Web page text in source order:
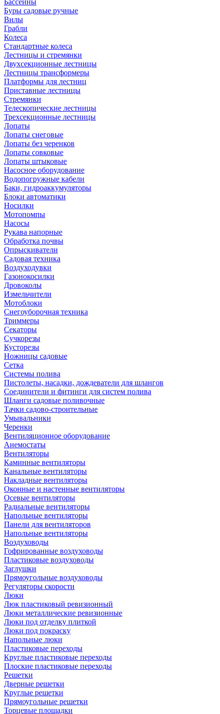
Бассейны
Буры садовые ручные
Вилы
Грабли
Колеса
Стандартные колеса
Лестницы и стремянки
Двухсекционные лестницы
Лестницы трансформеры
Платформы для лестниц
Приставные лестницы
Стремянки
Телескопические лестницы
Трехсекционные лестницы
Лопаты
Лопаты снеговые
Лопаты без черенков
Лопаты совковые
Лопаты штыковые
Насосное оборудование
Водопогружные кабели
Баки, гидроаккумуляторы
Блоки автоматики
Носилки
Мотопомпы
Насосы
Рукава напорные
Обработка почвы
Опрыскиватели
Садовая техника
Воздуходувки
Газонокосилки
Дровоколы
Измельчители
Мотоблоки
Снегоуборочная техника
Триммеры
Секаторы
Сучкорезы
Кусторезы
Ножницы садовые
Сетка
Системы полива
Пистолеты, насадки, дождеватели для шлангов
Соединители и фитинги для систем полива
Шланги садовые поливочные
Тачки садово-строительные
Умывальники
Черенки
Вентиляционное оборудование
Анемостаты
Вентиляторы
Каминные вентиляторы
Канальные вентиляторы
Накладные вентиляторы
Оконные и настенные вентиляторы
Осевые вентиляторы
Радиальные вентиляторы
Напольные вентиляторы
Панели для вентиляторов
Напольные вентиляторы
Воздуховоды
Гофрированные воздуховоды
Пластиковые воздуховоды
Заглушки
Прямоугольные воздуховоды
Регуляторы скорости
Люки
Люк пластиковый ревизионный
Люки металлические ревизионные
Люки под отделку плиткой
Люки под покраску
Напольные люки
Пластиковые переходы
Круглые пластиковые переходы
Плоские пластиковые переходы
Решетки
Дверные решетки
Круглые решетки
Прямоугольные решетки
Торцевые площадки